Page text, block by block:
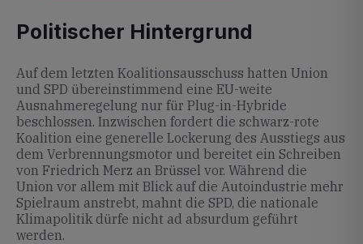
Politischer Hintergrund
Auf dem letzten Koalitionsausschuss hatten Union
und SPD übereinstimmend eine EU-weite
Ausnahmeregelung nur für Plug-in-Hybride
beschlossen. Inzwischen fordert die schwarz-rote
Koalition eine generelle Lockerung des Ausstiegs aus
dem Verbrennungsmotor und bereitet ein Schreiben
von Friedrich Merz an Brüssel vor. Während die
Union vor allem mit Blick auf die Autoindustrie mehr
Spielraum anstrebt, mahnt die SPD, die nationale
Klimapolitik dürfe nicht ad absurdum geführt
werden.